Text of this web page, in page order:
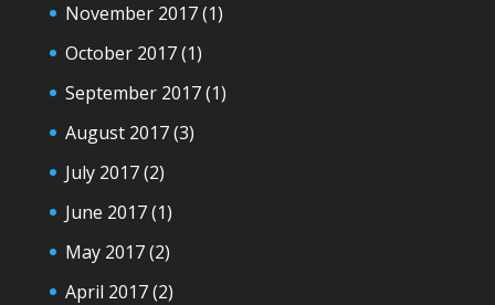
November 2017(1)
October 2017(1)
September 2017(1)
August 2017(3)
July 2017(2)
June 2017(1)
May 2017(2)
April 2017(2)